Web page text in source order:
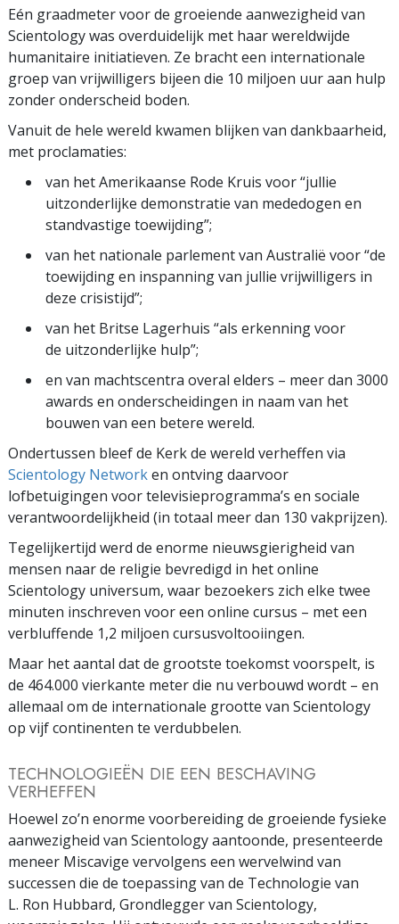
Eén graadmeter voor de groeiende aanwezigheid van
Scientology was overduidelijk met haar wereldwijde
humanitaire initiatieven. Ze bracht een internationale
groep van vrijwilligers bijeen die 10 miljoen uur aan hulp
zonder onderscheid boden.
Vanuit de hele wereld kwamen blijken van dankbaarheid,
met proclamaties:
van het Amerikaanse Rode Kruis voor “jullie
uitzonderlijke demonstratie van mededogen en
standvastige toewijding”;
van het nationale parlement van Australië voor “de
toewijding en inspanning van jullie vrijwilligers in
deze crisistijd”;
van het Britse Lagerhuis “als erkenning voor
de uitzonderlijke hulp”;
en van machtscentra overal elders – meer dan 3000
awards en onderscheidingen in naam van het
bouwen van een betere wereld.
Ondertussen bleef de Kerk de wereld verheffen via
Scientology Networken ontving daarvoor
lofbetuigingen voor televisie­programma’s en sociale
verantwoordelijkheid (in totaal meer dan 130 vakprijzen).
Tegelijkertijd werd de enorme nieuwsgierigheid van
mensen naar de religie bevredigd in het online
Scientology universum, waar bezoekers zich elke twee
minuten inschreven voor een online cursus – met een
verbluffende 1,2 miljoen cursusvoltooiingen.
Maar het aantal dat de grootste toekomst voorspelt, is
de 464.000 vierkante meter die nu verbouwd wordt – en
allemaal om de internationale grootte van Scientology
op vijf continenten te verdubbelen.
TECHNOLOGIEËN DIE EEN BESCHAVING
VERHEFFEN
Hoewel zo’n enorme voorbereiding de groeiende fysieke
aanwezigheid van Scientology aantoonde, presenteerde
meneer Miscavige vervolgens een wervelwind van
successen die de toepassing van de Technologie van
L. Ron Hubbard, Grondlegger van Scientology,